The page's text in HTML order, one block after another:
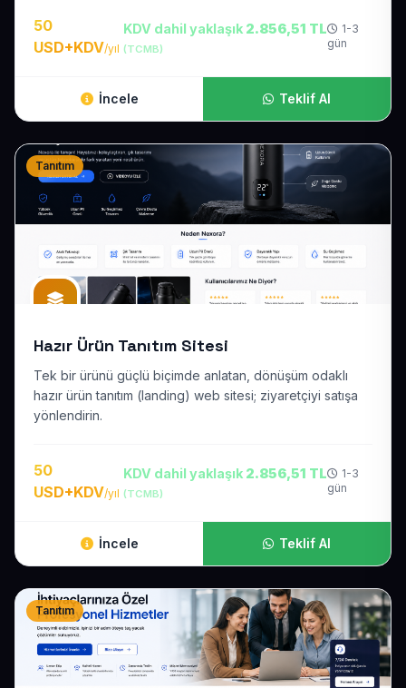
50
USD+KDV/yıl
KDV dahil yaklaşık 2.856,51 TL
(TCMB)
1-3
gün
İncele Teklif Al
Tanıtım
Hazır Ürün Tanıtım Sitesi
Tek bir ürünü güçlü biçimde anlatan, dönüşüm odaklı
hazır ürün tanıtım (landing) web sitesi; ziyaretçiyi satışa
yönlendirin.
50
USD+KDV/yıl
KDV dahil yaklaşık 2.856,51 TL
(TCMB)
1-3
gün
İncele Teklif Al
Tanıtım